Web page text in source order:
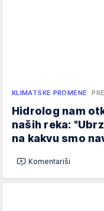
KLIMATSKE PROMENE
Hidrolog nam
naših reka:
na kakvu smo
Komentariši